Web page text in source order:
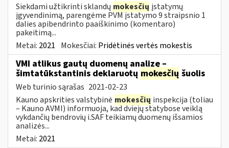
Siekdami užtikrinti sklandų mokesčių įstatymų
įgyvendinimą, parengėme PVM įstatymo 9 straipsnio 1
dalies apibendrinto paaiškinimo (komentaro)
pakeitimą...
Metai: 2021 Mokesčiai: Pridėtinės vertės mokestis
VMI atlikus gautų duomenų analizę –
šimtatūkstantinis deklaruotų mokesčių šuolis
Web turinio sąrašas 2021-02-23
Kauno apskrities valstybinė mokesčių inspekcija (toliau
– Kauno AVMI) informuoja, kad dviejų statybose veiklą
vykdančių bendrovių i.SAF teikiamų duomenų išsamios
analizės...
Metai: 2021